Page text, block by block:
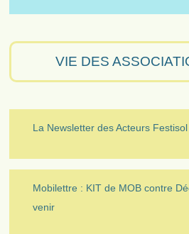
VIE DES
La Newsletter des Acteurs Festisol
Mobilettre : KIT de MOB contre
venir